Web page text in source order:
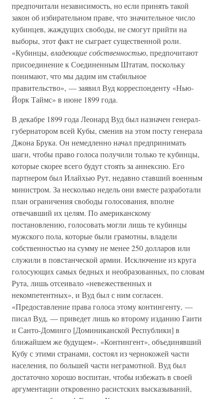
предпочитали независимость, но если принять такой
закон об избирательном праве, что значительное число
кубинцев, жаждущих свободы, не смогут прийти на
выборы, этот факт не сыграет существенной роли.
«Кубинцы, владеющие собственностью, предпочитают
присоединение к Соединенным Штатам, поскольку
понимают, что мы дадим им стабильное
правительство», — заявил Вуд корреспонденту «Нью-
Йорк Таймс» в июне 1899 года.
В декабре 1899 года Леонард Вуд был назначен генерал-
губернатором всей Кубы, сменив на этом посту генерала
Джона Брука. Он немедленно начал предпринимать
шаги, чтобы право голоса получили только те кубинцы,
которые скорее всего будут стоять за аннексию. Его
партнером был Илайхью Рут, недавно ставший военным
министром. За несколько недель они вместе разработали
план ограничения свободы голосования, вполне
отвечавший их целям. По американскому
постановлению, голосовать могли лишь те кубинцы
мужского пола, которые были грамотны, владели
собственностью на сумму не менее 250 долларов или
служили в повстанческой армии. Исключение из круга
голосующих самых бедных и необразованных, по словам
Рута, лишь отсеивало «невежественных и
некомпетентных», и Вуд был с ним согласен.
«Предоставление права голоса этому контингенту, —
писал Вуд, — приведет лишь ко второму изданию Гаити
и Санто-Доминго [Доминиканской Республики] в
ближайшем же будущем». «Контингент», объединявший
Кубу с этими странами, состоял из чернокожей части
населения, по большей части неграмотной. Вуд был
достаточно хорошо воспитан, чтобы избежать в своей
аргументации откровенно расистских высказываний,